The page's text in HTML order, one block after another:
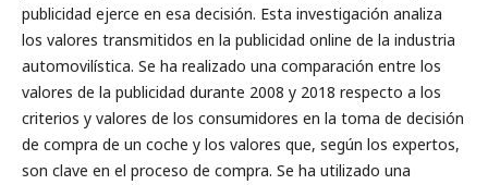
publicidad ejerce en esa decisión. Esta investigación analiza
los valores transmitidos en la publicidad online de la industria
automovilística. Se ha realizado una comparación entre los
valores de la publicidad durante 2008 y 2018 respecto a los
criterios y valores de los consumidores en la toma de decisión
de compra de un coche y los valores que, según los expertos,
son clave en el proceso de compra. Se ha utilizado una